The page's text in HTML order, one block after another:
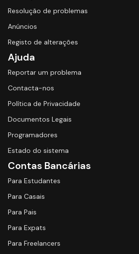
Resolução de problemas
Anúncios
Registo de alterações
Ajuda
Reportar um problema
Contacta-nos
Política de Privacidade
Documentos Legais
Programadores
Estado do sistema
Contas Bancárias
Para Estudantes
Para Casais
Para Pais
Para Expats
Para Freelancers